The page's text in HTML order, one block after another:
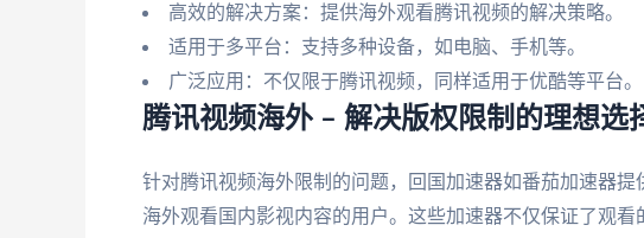
高效的解决方案：提供海外观看腾讯视频的解决策略。
适用于多平台：支持多种设备，如电脑、手机等。
广泛应用：不仅限于腾讯视频，同样适用于优酷等平台。
腾讯视频海外 – 解决版权限制的理想选
针对腾讯视频海外限制的问题，回国加速器如番茄加速器
海外观看国内影视内容的用户。这些加速器不仅保证了观